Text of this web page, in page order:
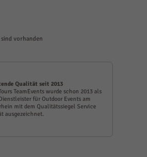
vorhanden
Qualität seit 2013
TeamEvents wurde schon 2013 als
für Outdoor Events am
mit dem Qualitäts­siegel Service
ausge­zeichnet.